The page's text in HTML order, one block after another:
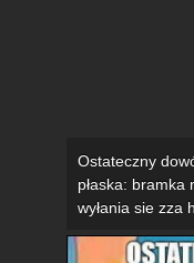
Ostateczny
płaska: bramka
wyłania sie zza